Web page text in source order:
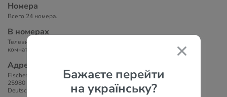
Бажаєте перейти
на українську?
Номера
Всего 24 номера.
В номерах
Телевизор, холодильник, телефон, сейф, балкон/терраса, ванная
комната с душем или ванной, фен.
Адрес
Fischerweg 45,
25980 Westerland/Sylt,
Deutschland